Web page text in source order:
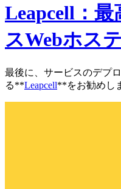
Leapcell：
スWebホス
最後に、サービスのデプ
る**Leapcell**をお勧めし